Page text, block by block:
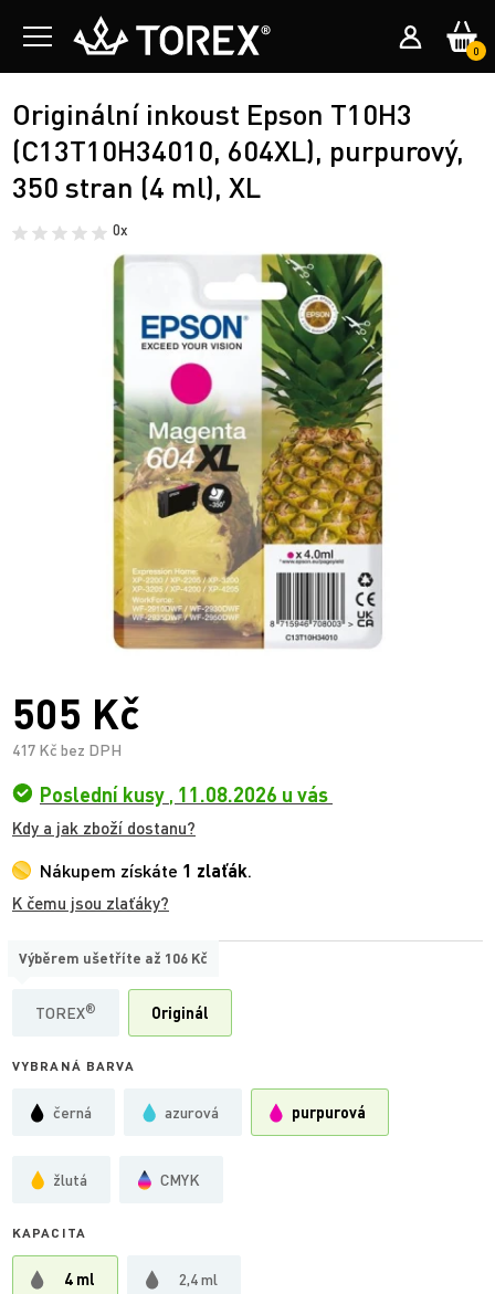
0
Originální inkoust Epson T10H3
(C13T10H34010, 604XL), purpurový,
350 stran (4 ml), XL
0x
505 Kč
417 Kč bez DPH
Poslední kusy , 11.08.2026 u vás
Kdy a jak zboží dostanu?
Nákupem získáte 1 zlaťák.
K čemu jsou zlaťáky?
TYP
TOREX®
Výběrem ušetříte až 106 Kč
Originál
VYBRANÁ BARVA
černá azurová purpurová
žlutá CMYK
KAPACITA
4 ml 2,4 ml